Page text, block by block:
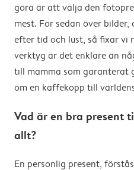
göra är att välja den
mest. För sedan över
efter tid och lust, så fixar vi
verktyg är det enklare än
till mamma som garanterat
om en kaffekopp till
Vad är en bra present
allt?
En personlig present,